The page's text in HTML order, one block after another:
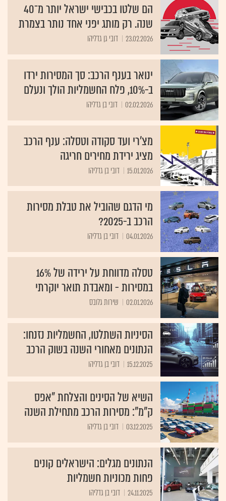
הם שלטו בכבישי ישראל יותר מ־40
שנה. רק מותג יפני אחד נותר בצמרת
23.02.2026 דובי גן גדליהו
ינואר בענף הרכב: סך המסירות ירדו
ב-10%, פלח החשמליות הולך ונעלם
02.02.2026 דובי בן גדליהו
מצ'רי ועד סקודה וטסלה: ענף הרכב
מציג ירידת מחירים חריגה
15.01.2026 דובי בן גדליהו
מי הדגם שהוביל את טבלת מסירות
הרכב ב-2025?
04.01.2026 דובי בן גדליהו
טסלה מדווחת על ירידה של 16%
במסירות - ומאבדת תואר יוקרתי
02.01.2026 שירות גלובס
הסיניות השתלטו, החשמליות נזנחו:
הנתונים מאחורי השנה בשוק הרכב
15.12.2025 דובי בן גדליהו
השיא של הסינים והצלחת "אפס
ק"מ": מסירות הרכב מתחילת השנה
03.12.2025 דובי בן גדליהו
הנתונים מגלים: הישראלים קונים
פחות מכוניות חשמליות
24.11.2025 דובי בן גדליהו